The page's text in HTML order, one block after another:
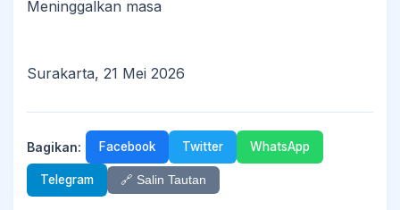
Meninggalkan masa
Surakarta, 21 Mei 2026
Bagikan: Facebook Twitter WhatsApp
Telegram 🔗 Salin Tautan